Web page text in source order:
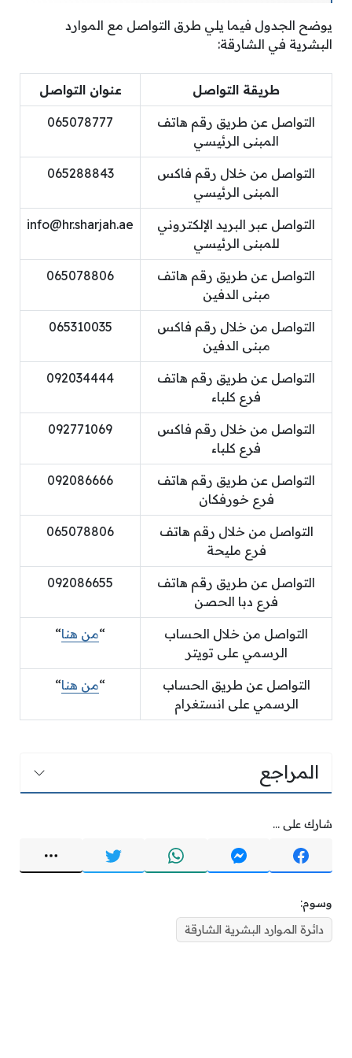
يوضح الجدول فيما يلي طرق التواصل مع الموارد
البشرية في الشارقة:
طريقة التواصل عنوان التواصل
التواصل عن طريق رقم هاتف
المبنى الرئيسي
065078777
التواصل من خلال رقم فاكس
المبنى الرئيسي
065288843
التواصل عبر البريد الإلكتروني
للمبنى الرئيسي
info@hr.sharjah.ae
التواصل عن طريق رقم هاتف
مبنى الدفين
065078806
التواصل من خلال رقم فاكس
مبنى الدفين
065310035
التواصل عن طريق رقم هاتف
فرع كلباء
092034444
التواصل من خلال رقم فاكس
فرع كلباء
092771069
التواصل عن طريق رقم هاتف
فرع خورفكان
092086666
التواصل من خلال رقم هاتف
فرع مليحة
065078806
التواصل عن طريق رقم هاتف
فرع دبا الحصن
092086655
التواصل من خلال الحساب
الرسمي على تويتر
“من هنا“
التواصل عن طريق الحساب
الرسمي على انستغرام
“من هنا“
المراجع
شارك على ...
وسوم:
دائرة الموارد البشرية الشارقة